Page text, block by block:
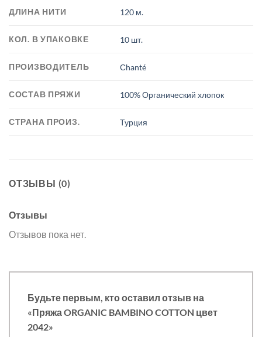
ДЛИНА НИТИ 120 м.
КОЛ. В УПАКОВКЕ 10 шт.
ПРОИЗВОДИТЕЛЬ Сhanté
СОСТАВ ПРЯЖИ 100% Органический хлопок
СТРАНА ПРОИЗ. Турция
ОТЗЫВЫ (0)
Отзывы
Отзывов пока нет.
Будьте первым, кто оставил отзыв на
«Пряжа ORGANIC BAMBINO COTTON цвет
2042»